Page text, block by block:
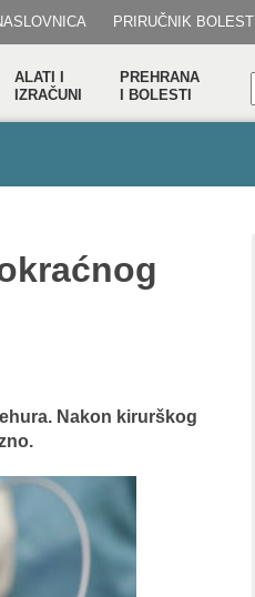
PRIRUČNIK BOLESTI
ALATI I
IZRAČUNI
PREHRANA
I BOLESTI
Nakon kirurškog